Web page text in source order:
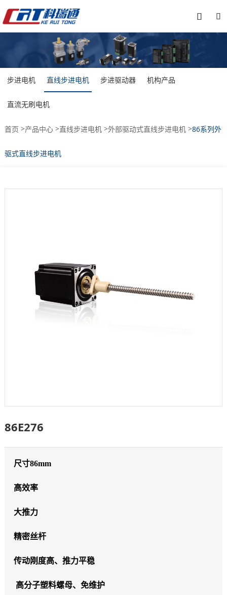


步进电机 直线步进电机 步进驱动器 机构产品
直流无刷电机
首页 >产品中心>直线步进电机>外部驱动式直线步进电机>86系列外
驱式直线步进电机
86E276
尺寸86mm
高效率
大推力
精密丝杆
传动刚度高、推力平稳
高分子塑料螺母、免维护